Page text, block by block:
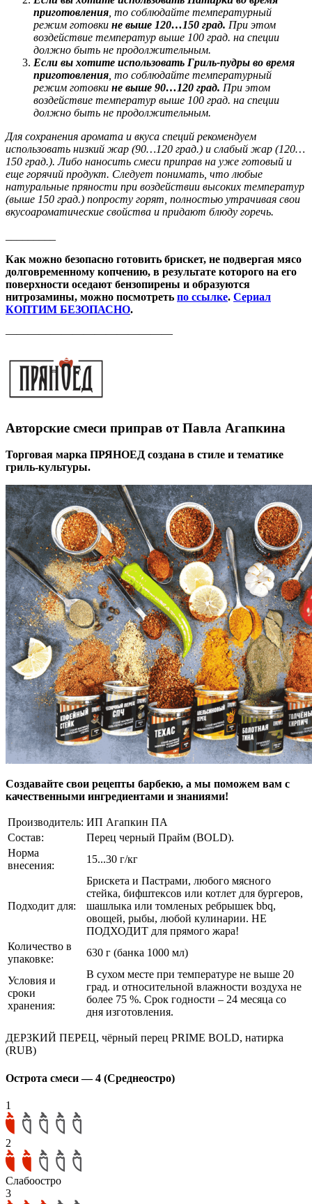
приготовления , то соблюдайте температурный
режим готовки не выше 120…150 град. При этом
воздействие температур выше 100 град. на специи
должно быть не продолжительным.
Если вы хотите использовать Гриль-пудры во время
приготовления , то соблюдайте температурный
режим готовки не выше 90…120 град. При этом
воздействие температур выше 100 град. на специи
должно быть не продолжительным.
Для сохранения аромата и вкуса специй рекомендуем
использовать низкий жар (90…120 град.) и слабый жар (120…
150 град.). Либо наносить смеси приправ на уже готовый и
еще горячий продукт. Следует понимать, что любые
натуральные пряности при воздействии высоких температур
(выше 150 град.) попросту горят, полностью утрачивая свои
вкусоароматические свойства и придают блюду горечь.
Как можно безопасно готовить брискет, не подвергая мясо
долговременному копчению, в результате которого на его
поверхности оседают бензопирены и образуются
нитрозамины, можно посмотреть по ссылке. Сериал
КОПТИМ БЕЗОПАСНО.
———————————————
Авторские смеси приправ от Павла Агапкина
Торговая марка ПРЯНОЕД создана в стиле и тематике
гриль-культуры.
Создавайте свои рецепты барбекю, а мы поможем вам с
качественными ингредиентами и знаниями!
Производитель: ИП Агапкин ПА
Состав:
Перец черный Прайм (BOLD).
Норма
внесения:
15...30 г/кг
Подходит для:
Брискета и Пастрами, любого мясного
стейка, бифштексов или котлет для бургеров,
шашлыка или томленых ребрышек bbq,
овощей, рыбы, любой кулинарии. НЕ
ПОДХОДИТ для прямого жара!
Количество в
упаковке:
630 г (банка 1000 мл)
Условия и
сроки
хранения:
В сухом месте при температуре не выше 20
град. и относительной влажности воздуха не
более 75 %. Срок годности – 24 месяца со
дня изготовления.
ДЕРЗКИЙ ПЕРЕЦ, чёрный перец PRIME BOLD, натирка
(RUB)
Острота смеси — 4 (Среднеостро)
1
2
Слабоостро
3